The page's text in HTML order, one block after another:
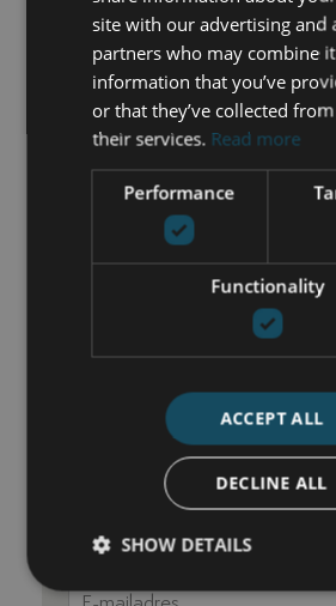
Uitzicht op het zwembad
Uitzicht op zee
Uitzicht over land
Verwarmd zwembad
Vloerverwarming (overal)
Wasruimte
airconditioning
NEEM CONTACT OP
+34 744 61 17 23
site with our advertising and
partners who may combine
information that you’ve
or that they’ve collected
their services. Read more
Performance
Functionality
ACCEPT ALL
DECLINE ALL
SHOW DETAILS